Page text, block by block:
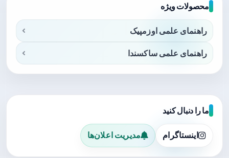
محصولات ویژه
راهنمای علمی اوزمپیک
راهنمای علمی ساکسندا
ما را دنبال کنید
اینستاگرام مدیریت اعلان‌ها